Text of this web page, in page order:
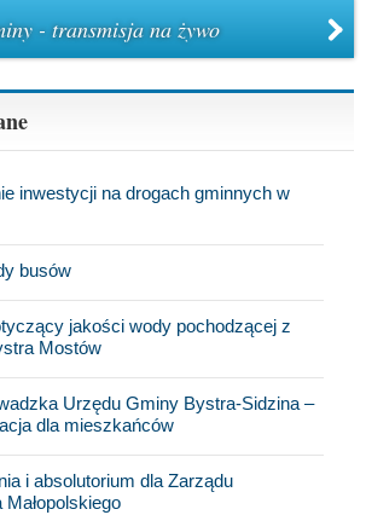
- transmisja na żywo
inwestycji na drogach gminnych w
busów
jakości wody pochodzącej z
Mostów
Urzędu Gminy Bystra-Sidzina –
dla mieszkańców
i absolutorium dla Zarządu